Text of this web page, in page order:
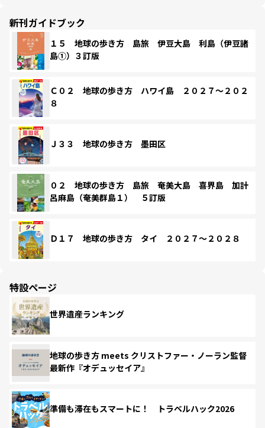
新刊ガイドブック
１５ 地球の歩き方 島旅 伊豆大島 利島（伊豆諸
島①）３訂版
Ｃ０２ 地球の歩き方 ハワイ島 ２０２７～２０２
８
Ｊ３３ 地球の歩き方 墨田区
０２ 地球の歩き方 島旅 奄美大島 喜界島 加計
呂麻島（奄美群島１） ５訂版
Ｄ１７ 地球の歩き方 タイ ２０２７～２０２８
特設ページ
世界遺産ランキング
地球の歩き方 meets クリストファー・ノーラン監督
最新作『オデュッセイア』
準備も滞在もスマートに！ トラベルハック2026